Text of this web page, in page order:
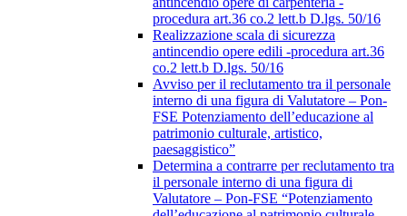
procedura art.36 co.2 lett.b D.lgs. 50/16
Realizzazione scala di sicurezza
antincendio opere edili -procedura art.36
co.2 lett.b D.lgs. 50/16
Avviso per il reclutamento tra il personale
interno di una figura di Valutatore – Pon-
FSE Potenziamento dell’educazione al
patrimonio culturale, artistico,
paesaggistico”
Determina a contrarre per reclutamento tra
il personale interno di una figura di
Valutatore – Pon-FSE “Potenziamento